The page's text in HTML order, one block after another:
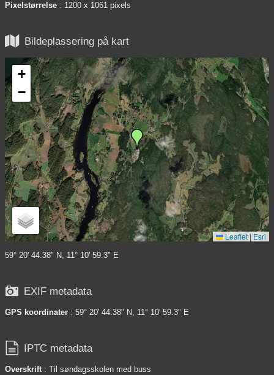
Pixelstørrelse : 1200 x 1061 pixels
 Bildeplassering på kart
+
−
Leaflet | Esri
59° 20' 44.38" N, 11° 10' 59.3" E
 EXIF metadata
GPS koordinater : 59° 20' 44.38" N, 11° 10' 59.3" E
 IPTC metadata
Overskrift: Til søndagsskolen med buss